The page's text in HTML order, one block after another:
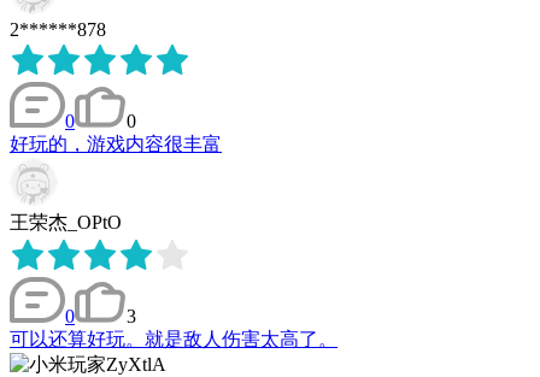
2******878
0
0
好玩的，游戏内容很丰富
王荣杰_OPtO
0
3
可以还算好玩。就是敌人伤害太高了。